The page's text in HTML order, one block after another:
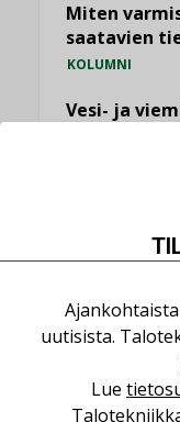
Miten
saatavien
KOLUMNI
Vesi- ja
uutisista.
Lue